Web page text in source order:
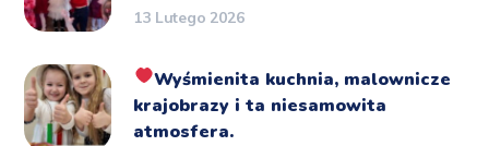
13 Lutego 2026
Wyśmienita kuchnia, malownicze
krajobrazy i ta niesamowita
atmosfera.